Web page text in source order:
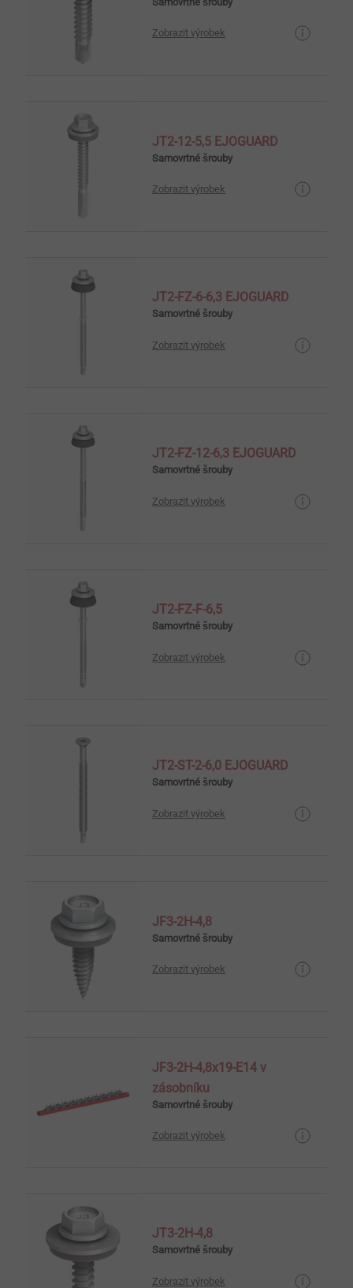
Zobrazit výrobek
JT2-12-5,5 EJOGUARD
Samovrtné šrouby
Zobrazit výrobek
JT2-FZ-6-6,3 EJOGUARD
Samovrtné šrouby
Zobrazit výrobek
JT2-FZ-12-6,3 EJOGUARD
Samovrtné šrouby
Zobrazit výrobek
JT2-FZ-F-6,5
Samovrtné šrouby
Zobrazit výrobek
JT2-ST-2-6,0 EJOGUARD
Samovrtné šrouby
Zobrazit výrobek
JF3-2H-4,8
Samovrtné šrouby
Zobrazit výrobek
JF3-2H-4,8x19-E14 v
zásobníku
Samovrtné šrouby
Zobrazit výrobek
JT3-2H-4,8
Samovrtné šrouby
Zobrazit výrobek